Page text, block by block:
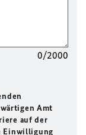
0/2000
Amt
auf der
Einwilligung